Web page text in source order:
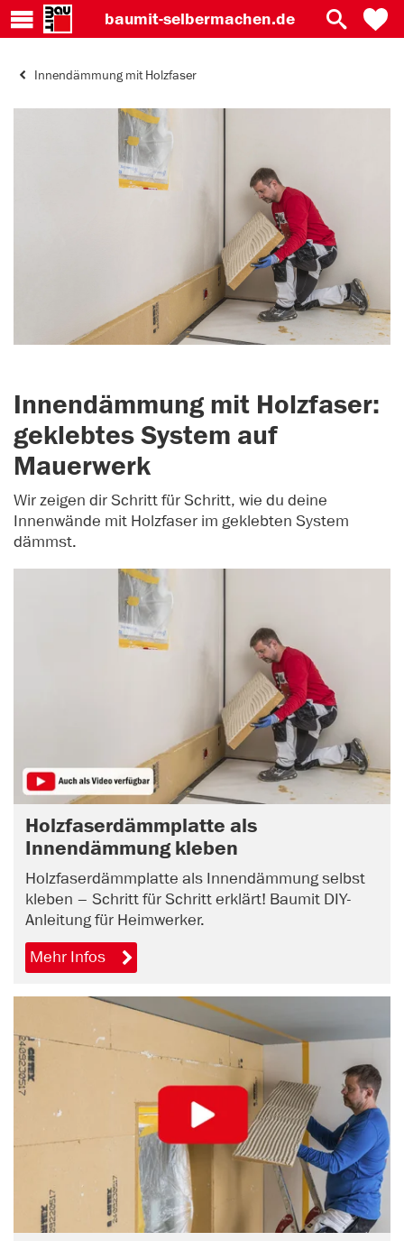
baumit-selbermachen.de
Innendämmung mit Holzfaser
Innendämmung mit Holzfaser:
geklebtes System auf
Mauerwerk
Wir zeigen dir Schritt für Schritt, wie du deine
Innenwände mit Holzfaser im geklebten System
dämmst.
Holzfaserdämmplatte als
Innendämmung kleben
Holzfaserdämmplatte als Innendämmung selbst
kleben – Schritt für Schritt erklärt! Baumit DIY-
Anleitung für Heimwerker.
Mehr Infos